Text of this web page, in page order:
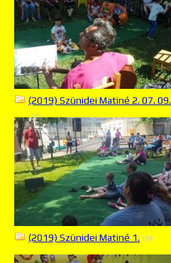
(2019) Szünidei Matiné 2. 07. 09.
(25)
(2019) Szünidei Matiné 1. (19)